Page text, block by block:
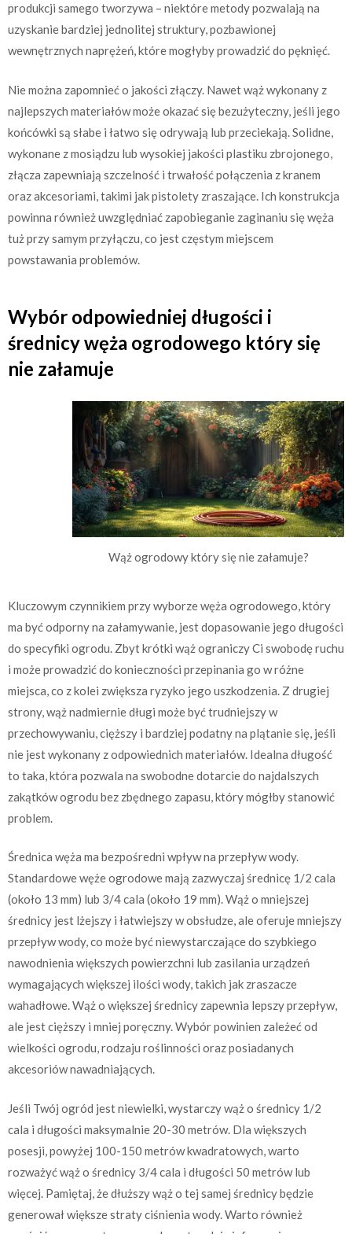
produkcji samego tworzywa – niektóre metody pozwalają na
uzyskanie bardziej jednolitej struktury, pozbawionej
wewnętrznych naprężeń, które mogłyby prowadzić do pęknięć.
Nie można zapomnieć o jakości złączy. Nawet wąż wykonany z
najlepszych materiałów może okazać się bezużyteczny, jeśli jego
końcówki są słabe i łatwo się odrywają lub przeciekają. Solidne,
wykonane z mosiądzu lub wysokiej jakości plastiku zbrojonego,
złącza zapewniają szczelność i trwałość połączenia z kranem
oraz akcesoriami, takimi jak pistolety zraszające. Ich konstrukcja
powinna również uwzględniać zapobieganie zaginaniu się węża
tuż przy samym przyłączu, co jest częstym miejscem
powstawania problemów.
Wybór odpowiedniej długości i
średnicy węża ogrodowego który się
nie załamuje
Wąż ogrodowy który się nie załamuje?
Kluczowym czynnikiem przy wyborze węża ogrodowego, który
ma być odporny na załamywanie, jest dopasowanie jego długości
do specyfiki ogrodu. Zbyt krótki wąż ograniczy Ci swobodę ruchu
i może prowadzić do konieczności przepinania go w różne
miejsca, co z kolei zwiększa ryzyko jego uszkodzenia. Z drugiej
strony, wąż nadmiernie długi może być trudniejszy w
przechowywaniu, cięższy i bardziej podatny na plątanie się, jeśli
nie jest wykonany z odpowiednich materiałów. Idealna długość
to taka, która pozwala na swobodne dotarcie do najdalszych
zakątków ogrodu bez zbędnego zapasu, który mógłby stanowić
problem.
Średnica węża ma bezpośredni wpływ na przepływ wody.
Standardowe węże ogrodowe mają zazwyczaj średnicę 1/2 cala
(około 13 mm) lub 3/4 cala (około 19 mm). Wąż o mniejszej
średnicy jest lżejszy i łatwiejszy w obsłudze, ale oferuje mniejszy
przepływ wody, co może być niewystarczające do szybkiego
nawodnienia większych powierzchni lub zasilania urządzeń
wymagających większej ilości wody, takich jak zraszacze
wahadłowe. Wąż o większej średnicy zapewnia lepszy przepływ,
ale jest cięższy i mniej poręczny. Wybór powinien zależeć od
wielkości ogrodu, rodzaju roślinności oraz posiadanych
akcesoriów nawadniających.
Jeśli Twój ogród jest niewielki, wystarczy wąż o średnicy 1/2
cala i długości maksymalnie 20-30 metrów. Dla większych
posesji, powyżej 100-150 metrów kwadratowych, warto
rozważyć wąż o średnicy 3/4 cala i długości 50 metrów lub
więcej. Pamiętaj, że dłuższy wąż o tej samej średnicy będzie
generował większe straty ciśnienia wody. Warto również